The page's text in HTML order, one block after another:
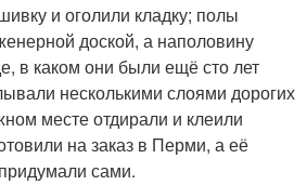
и оголили кладку; полы
доской, а наполовину
в каком они были ещё сто лет
несколькими слоями дорогих
месте отдирали и клеили
на заказ в Перми, а её
сами.